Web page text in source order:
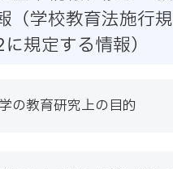
（学校教育法施行
規定する情報）
の教育研究上の目的